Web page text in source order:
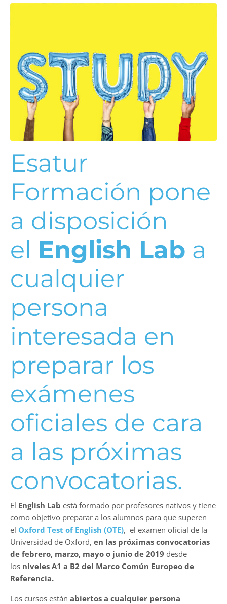
Esatur
Formación pone
a disposición
el English Lab a
cualquier
persona
interesada en
preparar los
exámenes
oficiales de cara
a las próximas
convocatorias.
El English Lab está formado por profesores nativos y tiene
como objetivo preparar a los alumnos para que superen
el Oxford Test of English (OTE), el examen oficial de la
Universidad de Oxford, en las próximas convocatorias
de febrero, marzo, mayo o junio de 2019 desde
los niveles A1 a B2 del Marco Común Europeo de
Referencia.
Los cursos están abiertos a cualquier persona